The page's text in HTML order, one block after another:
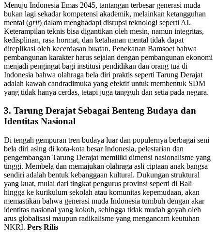
Menuju Indonesia Emas 2045, tantangan terbesar generasi muda
bukan lagi sekadar kompetensi akademik, melainkan ketangguhan
mental (grit) dalam menghadapi disrupsi teknologi seperti AI.
Keterampilan teknis bisa digantikan oleh mesin, namun integritas,
kedisplinan, rasa hormat, dan ketahanan mental tidak dapat
direplikasi oleh kecerdasan buatan. Penekanan Bamsoet bahwa
pembangunan karakter harus sejalan dengan pembangunan ekonomi
menjadi pengingat bagi institusi pendidikan dan orang tua di
Indonesia bahwa olahraga bela diri praktis seperti Tarung Derajat
adalah kawah candradimuka yang efektif untuk membentuk SDM
yang tidak hanya cerdas, tetapi juga tangguh dan setia pada negara.
3. Tarung Derajat Sebagai Benteng Budaya dan
Identitas Nasional
Di tengah gempuran tren budaya luar dan populernya berbagai seni
bela diri asing di kota-kota besar Indonesia, pelestarian dan
pengembangan Tarung Derajat memiliki dimensi nasionalisme yang
tinggi. Membela dan memajukan olahraga asli ciptaan anak bangsa
sendiri adalah bentuk kebanggaan kultural. Dukungan struktural
yang kuat, mulai dari tingkat pengurus provinsi seperti di Bali
hingga ke kurikulum sekolah atau komunitas kepemudaan, akan
memastikan bahwa generasi muda Indonesia tumbuh dengan akar
identitas nasional yang kokoh, sehingga tidak mudah goyah oleh
arus globalisasi maupun radikalisme yang mengancam keutuhan
NKRI. Pers Rilis